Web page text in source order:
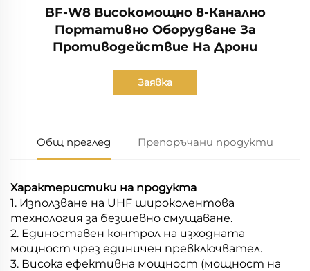
BF-W8 Високомощно 8-Канално
Портативно Оборудване За
Противодействие На Дрони
Заявка
Общ преглед Препоръчани продукти
Характеристики на продукта
1. Използване на UHF широколентова
технология за безшевно смущаване.
2. Единоставен контрол на изходната
мощност чрез единичен превключвател.
3. Висока ефективна мощност (мощност на